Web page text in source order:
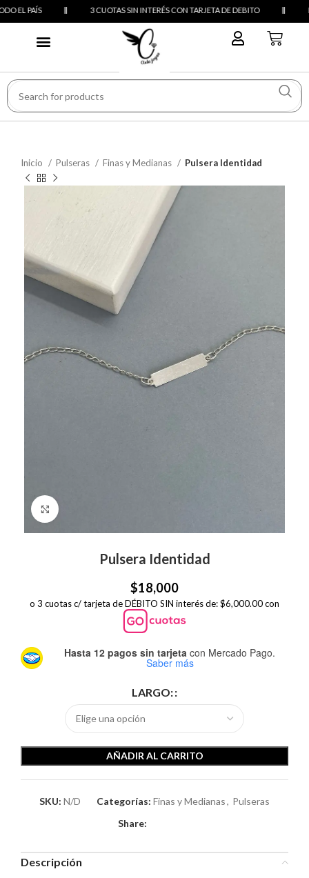
PAÍS 3 CUOTAS SIN INTERÉS CON TARJETA DE DEBITO
Inicio Pulseras Finas y Medianas Pulsera Identidad
Pulsera Identidad
$18,000
o 3 cuotas c/ tarjeta de DÉBITO SIN interés de: $6,000.00 con
Hasta 12 pagos sin tarjeta con Mercado Pago.
Saber más
LARGO:
AÑADIR AL CARRITO
SKU: N/D Categorías: Finas y Medianas, Pulseras
Share:
Descripción